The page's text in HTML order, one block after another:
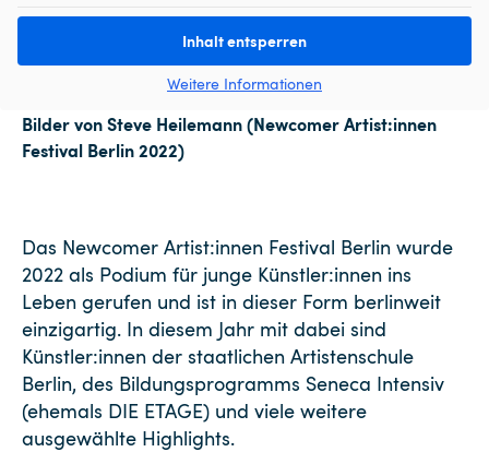
Inhalt entsperren
Weitere Informationen
Bilder von Steve Heilemann (Newcomer Artist:innen
Festival Berlin 2022)
Das Newcomer Artist:innen Festival Berlin wurde
2022 als Podium für junge Künstler:innen ins
Leben gerufen und ist in dieser Form berlinweit
einzigartig. In diesem Jahr mit dabei sind
Künstler:innen der staatlichen Artistenschule
Berlin, des Bildungsprogramms Seneca Intensiv
(ehemals DIE ETAGE) und viele weitere
ausgewählte Highlights.